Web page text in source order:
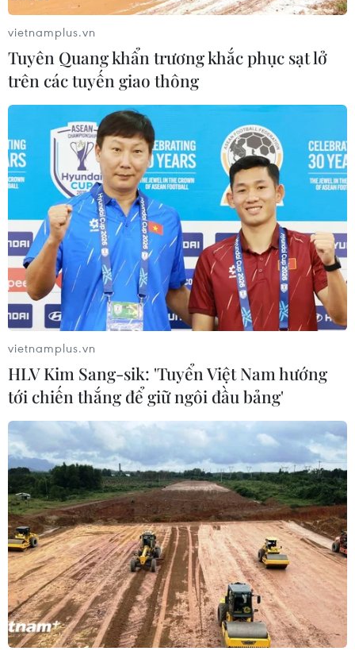
#Quang Hải
#đội tuyển Việt Nam
#vòng loại thứ ba World Cup 2022
#Nhật Bản
#Hoàng Đức
Theo dõi VietnamPlus
TIN LIÊN QUAN
vietnamplus.vn
Tuyên Quang khẩn trương khắc phục sạt lở
trên các tuyến giao thông
vietnamplus.vn
HLV Kim Sang-sik: 'Tuyển Việt Nam hướng
tới chiến thắng để giữ ngôi đầu bảng'